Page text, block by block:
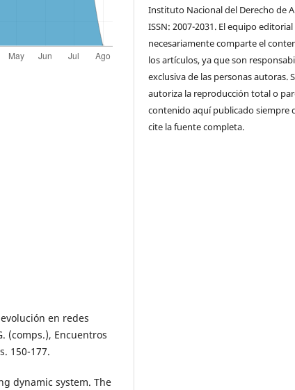
en redes
(comps.), Encuentros
150-177.
dynamic system. The
Instituto Nacional del Derecho de
ISSN: 2007-2031. El equipo
necesariamente comparte el
los artículos, ya que son
exclusiva de las personas autoras.
autoriza la reproducción total o
contenido aquí publicado siempre
cite la fuente completa.